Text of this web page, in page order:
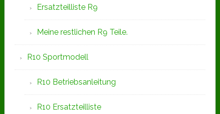
Ersatzteilliste R9
Meine restlichen R9 Teile.
R10 Sportmodell
R10 Betriebsanleitung
R10 Ersatzteilliste